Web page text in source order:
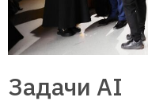
Задачи AI